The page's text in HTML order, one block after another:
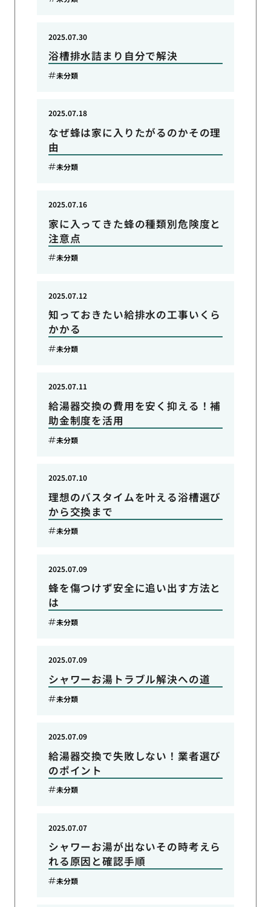
浴槽排水詰まり自分で解決
2025.07.30
未分類
なぜ蜂は家に入りたがるのかその理
由
2025.07.18
未分類
家に入ってきた蜂の種類別危険度と
注意点
2025.07.16
未分類
知っておきたい給排水の工事いくら
かかる
2025.07.12
未分類
給湯器交換の費用を安く抑える！補
助金制度を活用
2025.07.11
未分類
理想のバスタイムを叶える浴槽選び
から交換まで
2025.07.10
未分類
蜂を傷つけず安全に追い出す方法と
は
2025.07.09
未分類
シャワーお湯トラブル解決への道
2025.07.09
未分類
給湯器交換で失敗しない！業者選び
のポイント
2025.07.09
未分類
シャワーお湯が出ないその時考えら
れる原因と確認手順
2025.07.07
未分類